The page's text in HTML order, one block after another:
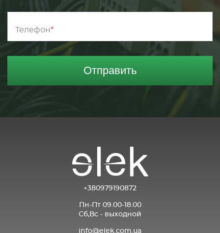
Телефон
Отправить
+380979190872
Пн-Пт 09.00-18.00
Сб,Вс - выходной
info@elek.com.ua